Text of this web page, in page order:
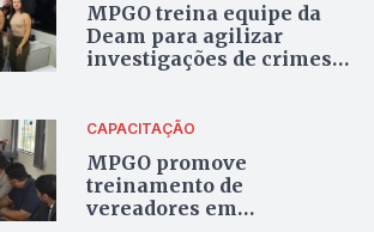
MPGO treina equipe da
Deam para agilizar
investigações de crimes
CAPACITAÇÃO
MPGO promove
treinamento de
vereadores em